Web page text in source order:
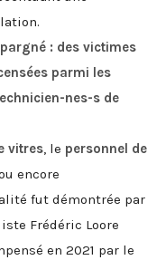
: des victimes
parmi les
nes-s de
vitres, le personnel de
encore
fut démontrée par
Frédéric Loore
en 2021 par le